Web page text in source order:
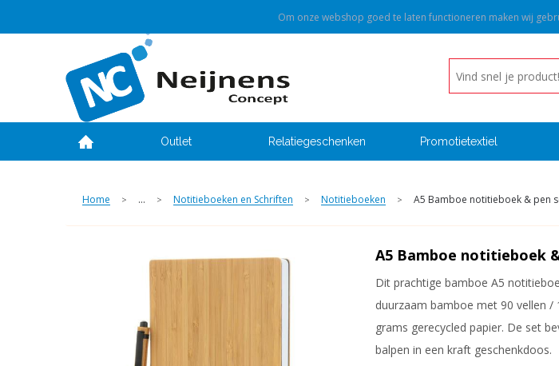
Outlet Relatiegeschenken Promotietextiel
Home > ... > Notitieboeken en Schriften > Notitieboeken > A5 Bamboe notitieboek & pen
A5 Bamboe notitieboek
Dit prachtige bamboe A5
duurzaam bamboe met 90 vellen /
grams gerecycled papier. De set
balpen in een kraft geschenkdoos.
Om onze webshop goed te laten functioneren maken wij